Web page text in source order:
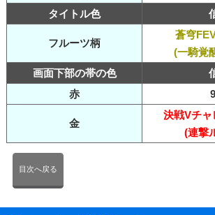
タイトル色
フルーツ柄
蒼穹
(一騎覚
画面下部の帯の色
赤
金
決戦Vチャ
(連撃
目次へ戻る